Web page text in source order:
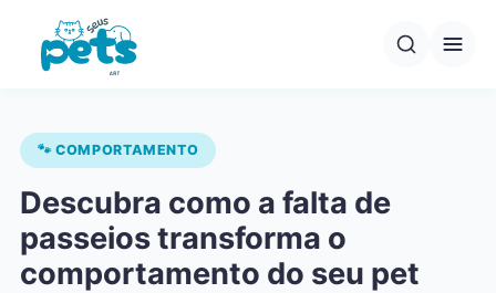
🐾 COMPORTAMENTO
Descubra como a falta de
passeios transforma o
comportamento do seu pet